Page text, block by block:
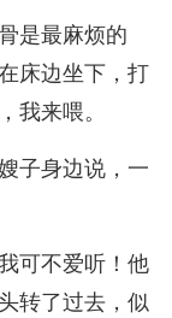
是最麻烦的
床边坐下，打
我来喂。
子身边说，一
可不爱听！他
转了过去，似